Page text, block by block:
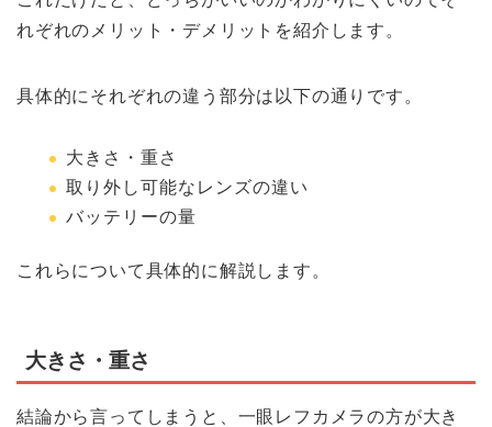
れぞれのメリット・デメリットを紹介します。
具体的にそれぞれの違う部分は以下の通りです。
大きさ・重さ
取り外し可能なレンズの違い
バッテリーの量
これらについて具体的に解説します。
大きさ・重さ
結論から言ってしまうと、一眼レフカメラの方が大き